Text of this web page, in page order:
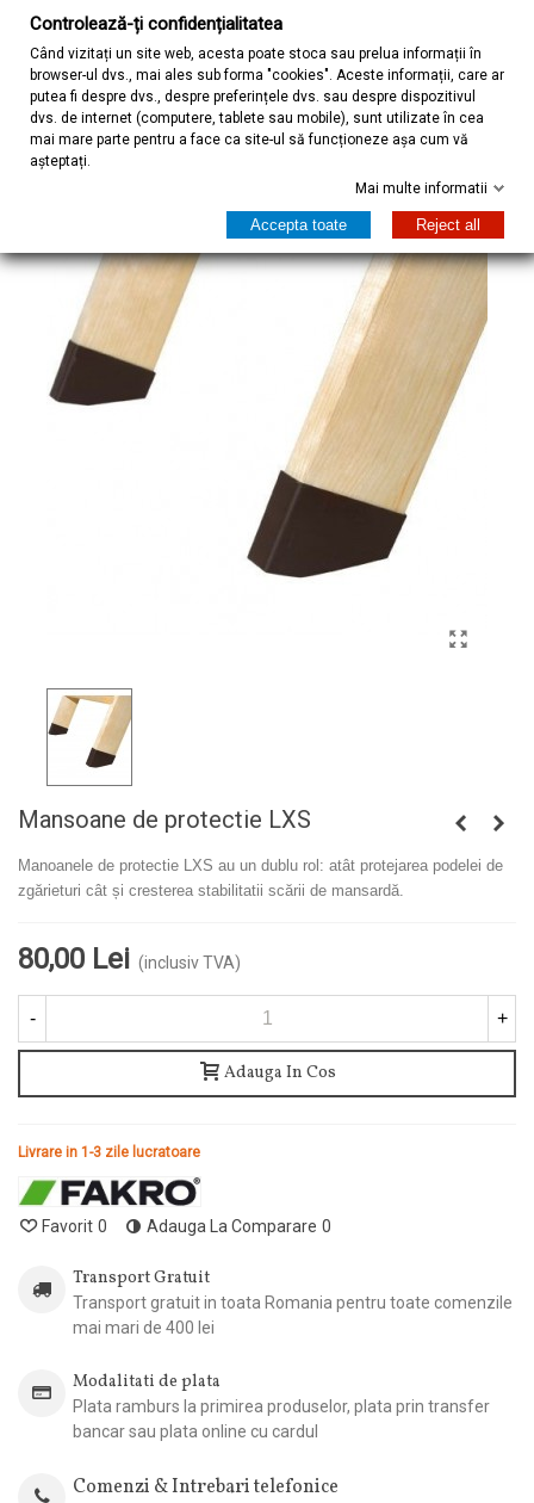
Acasa Scări de pod și mansardă
Accesorii scari de pod
Mansoane de protectie LXS
Mansoane de protectie LXS
Manoanele de protectie LXS au un dublu rol: atât protejarea podelei de
zgărieturi cât și cresterea stabilitatii scării de mansardă.
80,00 Lei (inclusiv TVA)
- +
Adauga In Cos
Livrare in 1-3 zile lucratoare
Favorit 0 Adauga La Comparare 0
Transport Gratuit
Transport gratuit in toata Romania pentru toate comenzile
mai mari de 400 lei
Modalitati de plata
Plata ramburs la primirea produselor, plata prin transfer
bancar sau plata online cu cardul
Comenzi & Intrebari telefonice
Controlează-ți confidențialitatea
Când vizitați un site web, acesta poate stoca sau prelua informații în
browser-ul dvs., mai ales sub forma "cookies". Aceste informații, care ar
putea fi despre dvs., despre preferințele dvs. sau despre dispozitivul
dvs. de internet (computere, tablete sau mobile), sunt utilizate în cea
mai mare parte pentru a face ca site-ul să funcționeze așa cum vă
așteptați.
Mai multe informatii
Accepta toate Reject all